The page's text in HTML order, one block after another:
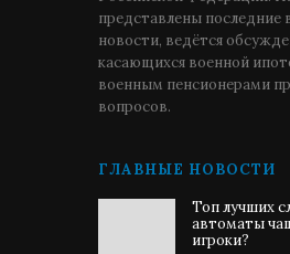
представлены последние
новости, ведётся
касающихся военной
военным пенсионерами
вопросов.
ГЛАВНЫЕ НОВОСТИ
Топ лучших
автоматы
игроки?